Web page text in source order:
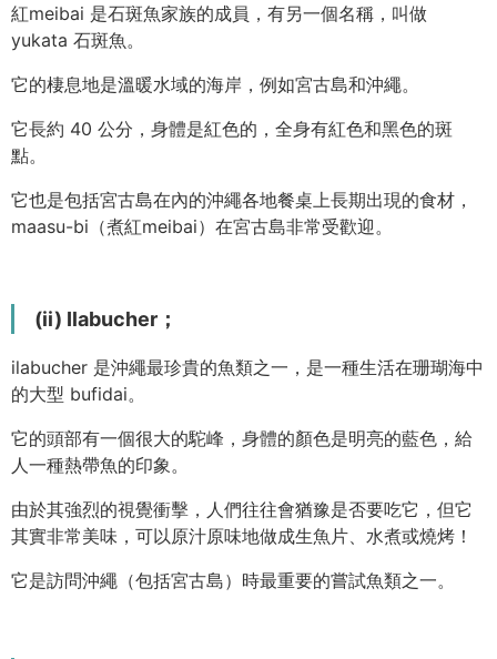
紅meibai 是石斑魚家族的成員，有另一個名稱，叫做
yukata 石斑魚。
它的棲息地是溫暖水域的海岸，例如宮古島和沖繩。
它長約 40 公分，身體是紅色的，全身有紅色和黑色的斑
點。
它也是包括宮古島在內的沖繩各地餐桌上長期出現的食材，
maasu-bi（煮紅meibai）在宮古島非常受歡迎。
(ii) Ilabucher；
ilabucher 是沖繩最珍貴的魚類之一，是一種生活在珊瑚海中
的大型 bufidai。
它的頭部有一個很大的駝峰，身體的顏色是明亮的藍色，給
人一種熱帶魚的印象。
由於其強烈的視覺衝擊，人們往往會猶豫是否要吃它，但它
其實非常美味，可以原汁原味地做成生魚片、水煮或燒烤！
它是訪問沖繩（包括宮古島）時最重要的嘗試魚類之一。